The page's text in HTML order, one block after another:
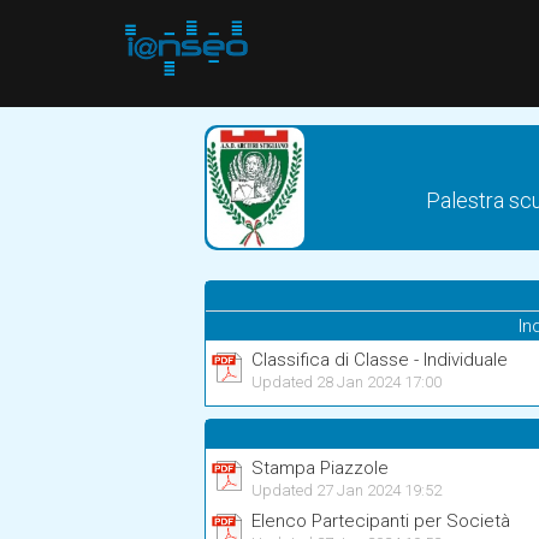
Palestra
Classifica di Classe - Individuale
Updated 28 Jan 2024 17:00
Stampa Piazzole
Updated 27 Jan 2024 19:52
Elenco Partecipanti per Società